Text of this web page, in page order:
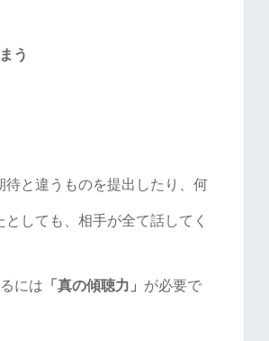
う
と違うものを提出したり、何
しても、相手が全て話してく
には 「真の傾聴力」 が必要で